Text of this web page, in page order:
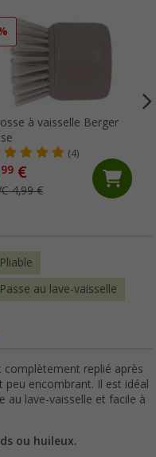
à vaisselle Berger
(4)
99€
4,99 €
Pliable
Passe au lave-vaisselle
replié après
encombrant. Il est idéal
au lave-vaisselle et facile à
ou huileux.